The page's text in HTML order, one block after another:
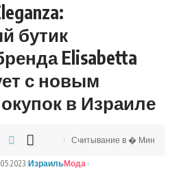
бутик
Elisabetta
с новым
в Израиле
ИзраильМода
Считывание в � Мин